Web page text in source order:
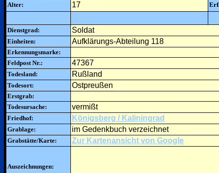
Alter:
17
Dienstgrad: Soldat
Einheiten: Aufklärungs-Abteilung 118
Erkennungsmarke:
Feldpost Nr.:
47367
Todesland: Rußland
Todesort: Ostpreußen
Erstgrab:
Todesursache:
vermißt
Friedhof: Königsberg / Kaliningrad
Grablage: im Gedenkbuch verzeichnet
Grabstätte/Karte: Zur Kartenansicht von Google
Auszeichnungen: